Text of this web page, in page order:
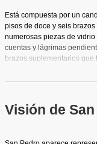
iconografía habitual del
Está compuesta por un
pisos de doce y seis
numerosas piezas de
cuentas y lágrimas
brazos suplementarios que
Visión de